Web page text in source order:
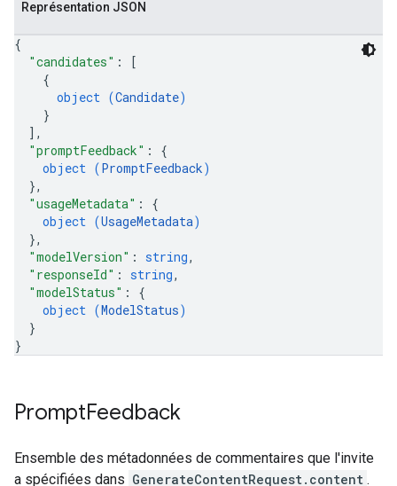
Représentation JSON
{
"candidates" :
[
{
object (Candidate)
}
] ,
"promptFeedback" : {
object (PromptFeedback)
},
"usageMetadata" : {
object (UsageMetadata)
},
"modelVersion" : string,
"responseId" : string,
"modelStatus" : {
object (ModelStatus)
}
}
PromptFeedback
Ensemble des métadonnées de commentaires que l'invite
a spécifiées dans GenerateContentRequest.content .